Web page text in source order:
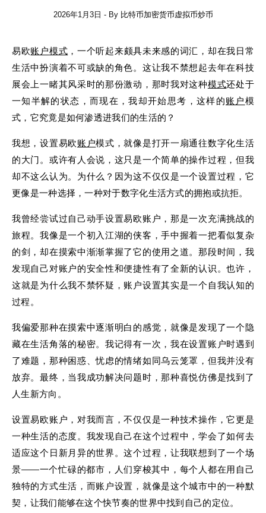
2026年1月3日 - By 比特币加密货币虚拟币炒币
易欧账户模式 ，一个听起来颇具未来感的词汇，却在我日常
生活中扮演着不可或缺的角色。这让我不禁想起去年在科技
展会上一睹其风采时的那份激动，那时我对这种模式还处于
一知半解的状态，而现在，我却开始思考，这样的账户模
式，它究竟是如何渗透进我们的生活的？
我想，设置易欧账户模式，就像是打开一扇通往数字化生活
的大门。或许有人会说，这只是一个简单的操作过程，但我
却不这么认为。为什么？因为这不仅仅是一个设置过程，它
更像是一种选择，一种对于数字化生活方式的拥抱或抗拒。
我曾经尝试过自己动手设置易欧账户，那是一次充满挑战的
旅程。我像是一个初入江湖的侠客，手中握着一把看似复杂
的剑，却在摸索中渐渐掌握了它的使用之道。那段时间，我
发现自己对账户的安全性和便捷性有了全新的认识。也许，
这就是为什么我不禁怀疑，账户设置其实是一个自我认知的
过程。
我偏爱那种在摸索中逐渐明白的感觉，就像是发现了一个隐
藏在生活角落的秘密。我记得有一次，我在设置账户时遇到
了难题，那种困惑、忧虑的情绪如同乌云笼罩，但我并没有
放弃。最终，当我成功解决问题时，那种喜悦仿佛是找到了
人生新方向。
设置易欧账户，对我而言，不仅仅是一种技术操作，它更是
一种生活的态度。我发现自己在这个过程中，学会了如何去
适应这个日新月异的世界。这个过程，让我联想到了一个场
景——一个忙碌的都市，人们穿梭其中，每个人都在用自己
独特的方式生活，而账户设置，就像是这个城市中的一种默
契，让我们能够在这个快节奏的世界中找到自己的定位。